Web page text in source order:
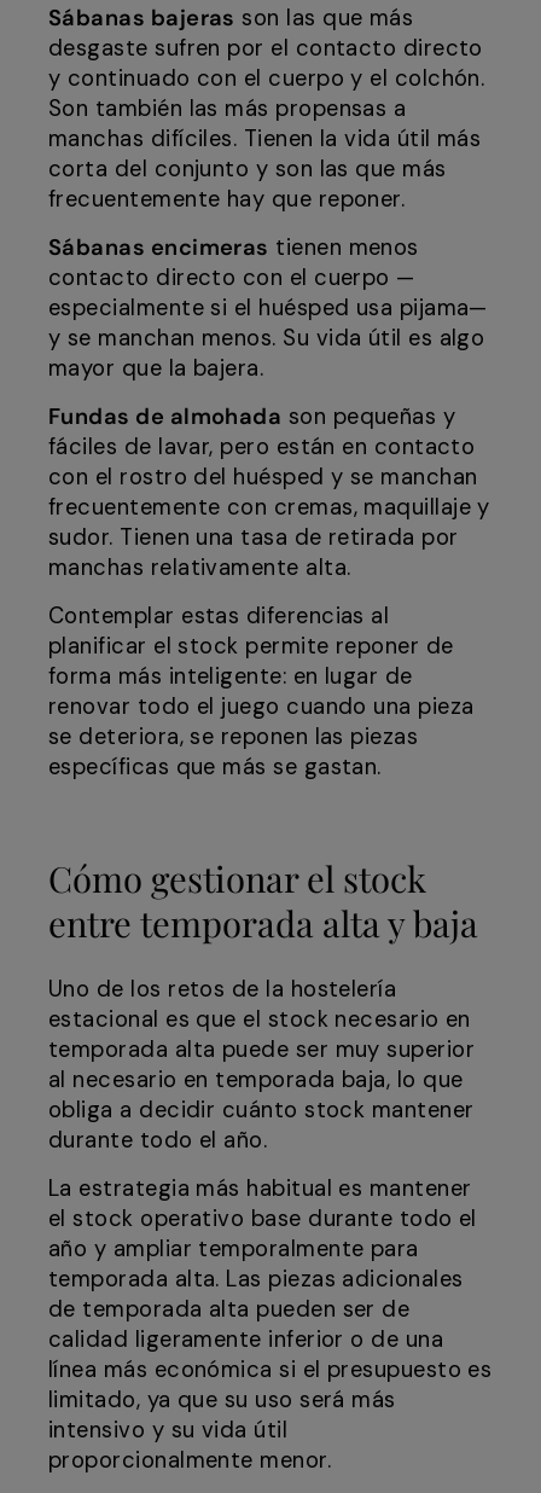
Sábanas bajeras son las que más
desgaste sufren por el contacto directo
y continuado con el cuerpo y el colchón.
Son también las más propensas a
manchas difíciles. Tienen la vida útil más
corta del conjunto y son las que más
frecuentemente hay que reponer.
Sábanas encimeras tienen menos
contacto directo con el cuerpo —
especialmente si el huésped usa pijama—
y se manchan menos. Su vida útil es algo
mayor que la bajera.
Fundas de almohada son pequeñas y
fáciles de lavar, pero están en contacto
con el rostro del huésped y se manchan
frecuentemente con cremas, maquillaje y
sudor. Tienen una tasa de retirada por
manchas relativamente alta.
Contemplar estas diferencias al
planificar el stock permite reponer de
forma más inteligente: en lugar de
renovar todo el juego cuando una pieza
se deteriora, se reponen las piezas
específicas que más se gastan.
Cómo gestionar el stock
entre temporada alta y baja
Uno de los retos de la hostelería
estacional es que el stock necesario en
temporada alta puede ser muy superior
al necesario en temporada baja, lo que
obliga a decidir cuánto stock mantener
durante todo el año.
La estrategia más habitual es mantener
el stock operativo base durante todo el
año y ampliar temporalmente para
temporada alta. Las piezas adicionales
de temporada alta pueden ser de
calidad ligeramente inferior o de una
línea más económica si el presupuesto es
limitado, ya que su uso será más
intensivo y su vida útil
proporcionalmente menor.